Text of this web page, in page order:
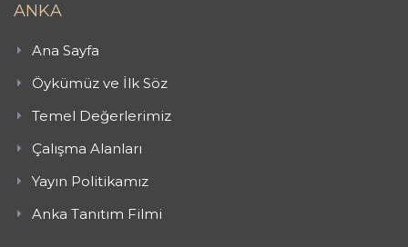
ANKA
Ana Sayfa
Öykümüz ve İlk Söz
Temel Değerlerimiz
Çalışma Alanları
Yayın Politikamız
Anka Tanıtım Filmi